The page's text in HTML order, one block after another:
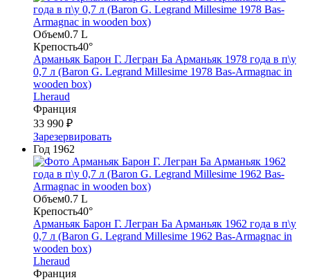
Объем0.7 L
Крепость40°
Арманьяк Барон Г. Легран Ба Арманьяк 1978 года в п\у
0,7 л (Baron G. Legrand Millesime 1978 Bas-Armagnac in
wooden box)
Lheraud
Франция
33 990 ₽
Зарезервировать
Год 1962
Объем0.7 L
Крепость40°
Арманьяк Барон Г. Легран Ба Арманьяк 1962 года в п\у
0,7 л (Baron G. Legrand Millesime 1962 Bas-Armagnac in
wooden box)
Lheraud
Франция